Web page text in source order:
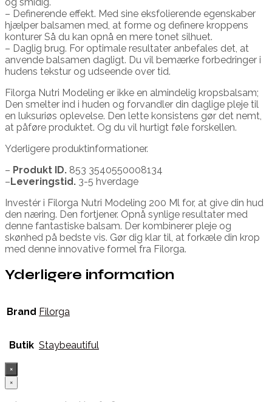
– Definerende effekt. Med sine eksfolierende egenskaber
hjælper balsamen med, at forme og definere kroppens
konturer Så du kan opnå en mere tonet silhuet.
– Daglig brug. For optimale resultater anbefales det, at
anvende balsamen dagligt. Du vil bemærke forbedringer i
hudens tekstur og udseende over tid.
Filorga Nutri Modeling er ikke en almindelig kropsbalsam;
Den smelter ind i huden og forvandler din daglige pleje til
en luksuriøs oplevelse. Den lette konsistens gør det nemt,
at påføre produktet. Og du vil hurtigt føle forskellen.
Yderligere produktinformationer.
– Produkt ID. 853 3540550008134
–Leveringstid. 3-5 hverdage
Investér i Filorga Nutri Modeling 200 Ml for, at give din hud
den næring. Den fortjener. Opnå synlige resultater med
denne fantastiske balsam. Der kombinerer pleje og
skønhed på bedste vis. Gør dig klar til, at forkæle din krop
med denne innovative formel fra Filorga.
Yderligere information
Brand Filorga
Butik Staybeautiful
×
×